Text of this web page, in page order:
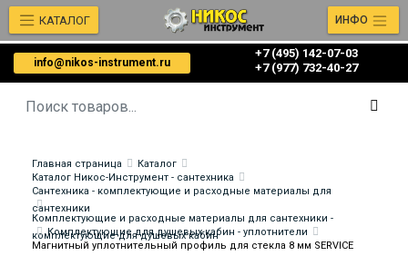
info@nikos-instrument.ru
+7 (495) 142-07-03
‎‎+7 (977) 732-40-27
КАТАЛОГ ИНФО
Главная страница
Каталог
Каталог Никос-Инструмент - сантехника
Сантехника - комплектующие и расходные материалы для
сантехники
Комплектующие и расходные материалы для сантехники -
комплектующие для душевых кабин
Комплектующие для душевых кабин - уплотнители
Магнитный уплотнительный профиль для стекла 8 мм SERVICE